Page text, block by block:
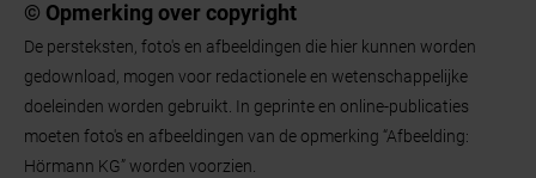
behulp van milieuvriendelijke processen, wat
bijdraagt aan duurzaamheid.
© Opmerking over copyright
De persteksten, foto's en afbeeldingen die hier kunnen worden
gedownload, mogen voor redactionele en wetenschappelijke
doeleinden worden gebruikt. In geprinte en online-publicaties
moeten foto's en afbeeldingen van de opmerking “Afbeelding:
Hörmann KG” worden voorzien.